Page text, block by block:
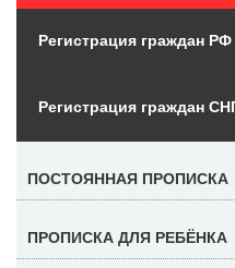
Регистрация граждан РФ
Регистрация граждан
ПОСТОЯННАЯ ПРОПИСКА
ПРОПИСКА ДЛЯ РЕБЁНКА